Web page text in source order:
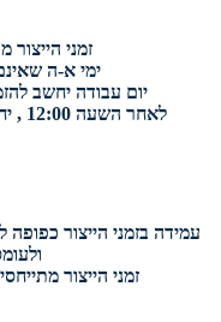
זמני
ימי א-ה
יום עבודה יחשב
לאחר השעה 12:00 , יחושב מיום העבודה הראשון שלאחריו.
עמידה בזמני הייצור
זמני הייצור